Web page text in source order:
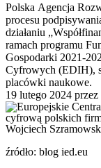
Polska Agencja
procesu
działaniu
ramach programu
Gospodarki 2021-
Cyfrowych (EDIH),
placówki naukowe.
19 lutego 2024 przez
Wojciech
źródło: blog ied.eu